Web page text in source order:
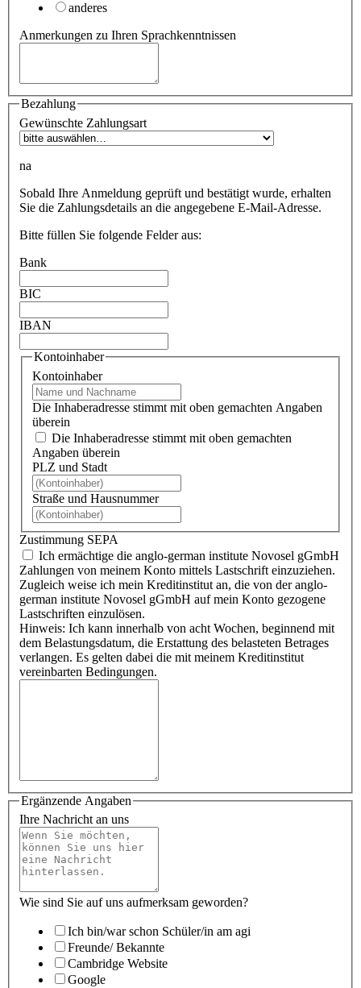
anderes
Anmerkungen zu Ihren Sprachkenntnissen
Bezahlung
Gewünschte Zahlungsart
na
Sobald Ihre Anmeldung geprüft und bestätigt wurde, erhalten
Sie die Zahlungsdetails an die angegebene E-Mail-Adresse.
Bitte füllen Sie folgende Felder aus:
Bank
BIC
IBAN
Kontoinhaber
Kontoinhaber
Die Inhaberadresse stimmt mit oben gemachten Angaben
überein
Die Inhaberadresse stimmt mit oben gemachten
Angaben überein
PLZ und Stadt
Straße und Hausnummer
Zustimmung SEPA
Ich ermächtige die anglo-german institute Novosel gGmbH
Zahlungen von meinem Konto mittels Lastschrift einzuziehen.
Zugleich weise ich mein Kreditinstitut an, die von der anglo-
german institute Novosel gGmbH auf mein Konto gezogene
Lastschriften einzulösen.
Hinweis: Ich kann innerhalb von acht Wochen, beginnend mit
dem Belastungsdatum, die Erstattung des belasteten Betrages
verlangen. Es gelten dabei die mit meinem Kreditinstitut
vereinbarten Bedingungen.
Ergänzende Angaben
Ihre Nachricht an uns
Wie sind Sie auf uns aufmerksam geworden?
Ich bin/war schon Schüler/in am agi
Freunde/ Bekannte
Cambridge Website
Google